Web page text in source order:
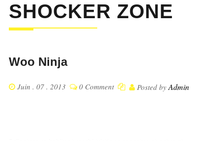
SHOCKER ZONE
Woo Ninja
Juin . 07 . 2013 0 Comment Posted byAdmin